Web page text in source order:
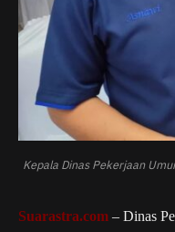
Kepala Dinas Pekerjaan
Suarastra.com – Dinas